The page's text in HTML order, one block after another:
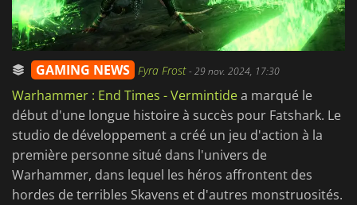
GAMING NEWS Fyra Frost-29 nov. 2024, 17:30
Warhammer : End Times - Vermintidea marqué le
début d'une longue histoire à succès pour Fatshark. Le
studio de développement a créé un jeu d'action à la
première personne situé dans l'univers de
Warhammer, dans lequel les héros affrontent des
hordes de terribles Skavens et d'autres monstruosités.